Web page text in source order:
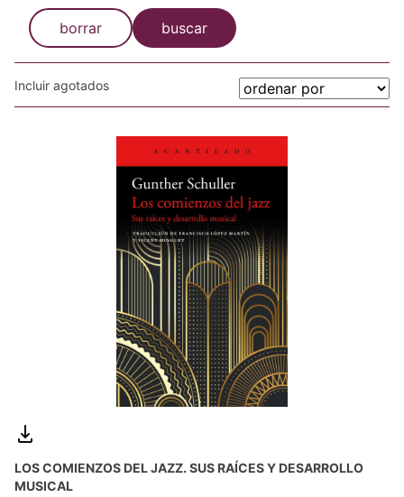
borrar buscar
Incluir agotados
LOS COMIENZOS DEL JAZZ. SUS RAÍCES Y DESARROLLO
MUSICAL